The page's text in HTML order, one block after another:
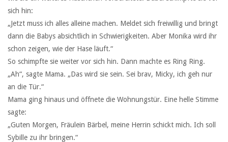
sich hin:
„Jetzt muss ich alles alleine machen. Meldet sich freiwillig und bringt
dann die Babys absichtlich in Schwierigkeiten. Aber Monika wird ihr
schon zeigen, wie der Hase läuft.“
So schimpfte sie weiter vor sich hin. Dann machte es Ring Ring.
„Ah“, sagte Mama. „Das wird sie sein. Sei brav, Micky, ich geh nur
an die Tür.“
Mama ging hinaus und öffnete die Wohnungstür. Eine helle Stimme
sagte:
„Guten Morgen, Fräulein Bärbel, meine Herrin schickt mich. Ich soll
Sybille zu ihr bringen.“